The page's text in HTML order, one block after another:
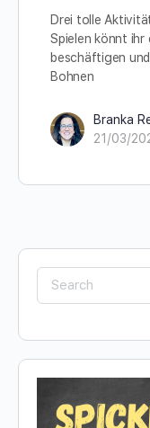
Drei tolle
Spielen könnt ihr
beschäftigen
Bohnen
Branka
21/03/
Search
for: